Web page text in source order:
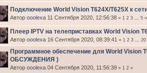
Подключение World Vision T624X/T625X к
Автор ooolexa 11 Сентября 2020, 12:56:38 « 1 2 3 5 »
Плеер IPTV на телеприставках World Vision
Автор ooolexa 16 Сентября 2020, 08:39:41 « 1 2 3 20
Программное обеспечение для World Vision
ОБСУЖДЕНИЯ )
Автор ooolexa 04 Сентября 2020, 11:56:39 « 1 2 »